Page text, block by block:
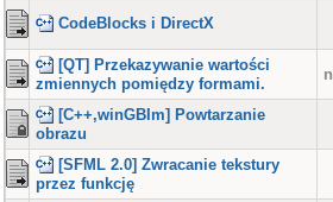
CodeBlocks i DirectX
[QT] Przekazywanie wartości
zmiennych pomiędzy formami.
[C++,winGBIm] Powtarzanie
obrazu
[SFML 2.0] Zwracanie tekstury
przez funkcję